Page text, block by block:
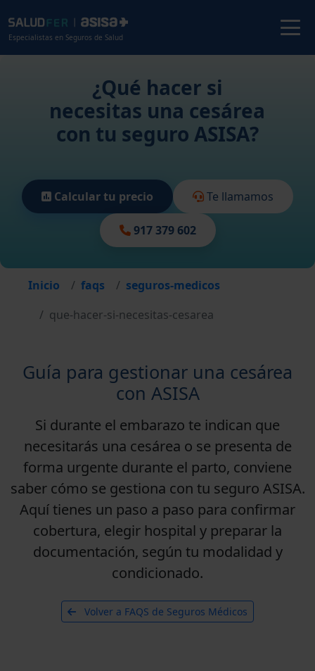
Especialistas en Seguros de Salud
¿Qué hacer si
necesitas una cesárea
con tu seguro ASISA?
Calcular tu precio Te llamamos
917 379 602
Inicio faqs
seguros-medicos
que-hacer-si-necesitas-cesarea
Guía para gestionar una cesárea
con ASISA
Si durante el embarazo te indican que
necesitarás una cesárea o se presenta de
forma urgente durante el parto, conviene
saber cómo se gestiona con tu seguro ASISA.
Aquí tienes un paso a paso para confirmar
cobertura, elegir hospital y preparar la
documentación, según tu modalidad y
condicionado.
Volver a FAQS de Seguros Médicos